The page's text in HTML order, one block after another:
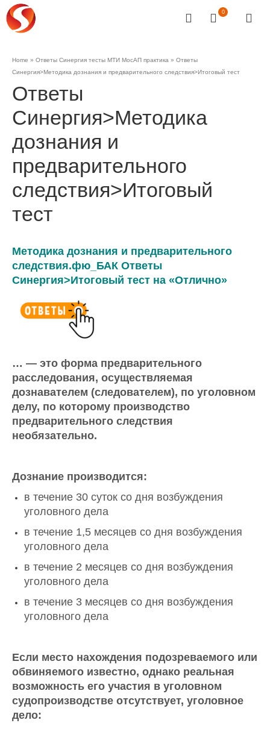
0
Home » Ответы Синергия тесты МТИ МосАП практика » Ответы
Синергия>Методика дознания и предварительного следствия>Итоговый тест
Ответы
Синергия>Методика
дознания и
предварительного
следствия>Итоговый
тест
Методика дознания и предварительного
следствия.фю_БАК Ответы
Синергия>Итоговый тест на «Отлично»
… — это форма предварительного
расследования, осуществляемая
дознавателем (следователем), по уголовном
делу, по которому производство
предварительного следствия
необязательно.
Дознание производится:
в течение 30 суток со дня возбуждения
уголовного дела
в течение 1,5 месяцев со дня возбуждения
уголовного дела
в течение 2 месяцев со дня возбуждения
уголовного дела
в течение 3 месяцев со дня возбуждения
уголовного дела
Если место нахождения подозреваемого или
обвиняемого известно, однако реальная
возможность его участия в уголовном
судопроизводстве отсутствует, уголовное
дело: